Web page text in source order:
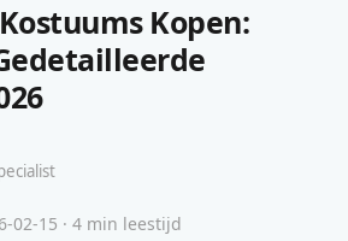
Kopen:
02-15 · 4 min leestijd